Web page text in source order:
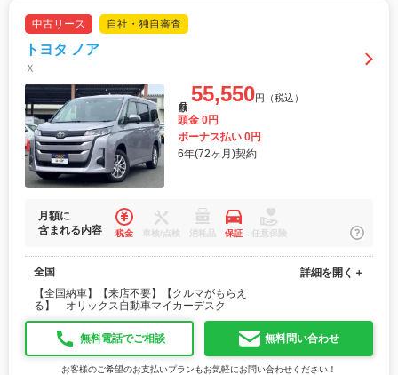
中古リース 自社・独自審査
トヨタ ノア
Ｘ
55,550円（税込）
頭金 0円
ボーナス払い 0円
6年(72ヶ月)契約
月額に
含まれる内容
税金 車検/点検 消耗品 保証 任意保険
全国
【全国納車】【来店不要】【クルマがもらえ
る】 オリックス自動車マイカーデスク
詳細を開く＋
無料電話でご相談 無料問い合わせ
お客様のご希望のお支払いプランもお気軽にお問い合わせください！